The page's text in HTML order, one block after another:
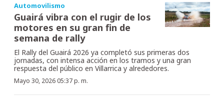
Automovilismo
Guairá vibra con el rugir de los
motores en su gran fin de
semana de rally
El Rally del Guairá 2026 ya completó sus primeras dos
jornadas, con intensa acción en los tramos y una gran
respuesta del público en Villarrica y alrededores.
Mayo 30, 2026 05:37 p. m.